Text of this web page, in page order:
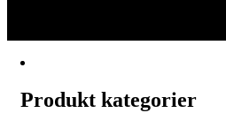
produktsiden
Produkt kategorier